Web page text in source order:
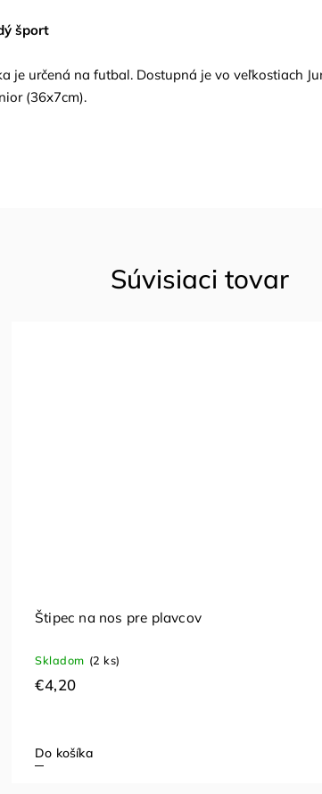
šport
je určená na futbal. Dostupná je vo veľkostiach
(36x7cm).
Súvisiaci tovar
Štipec na nos pre plavcov
Skladom (2 ks)
€4,20
Do košíka